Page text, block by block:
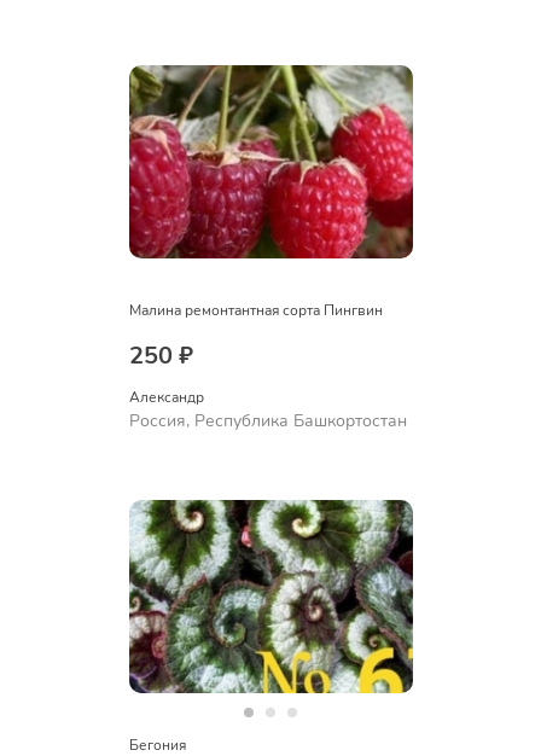
Малина ремонтантная сорта Пингвин
250 ₽
Александр
Россия, Республика Башкортостан
Бегония